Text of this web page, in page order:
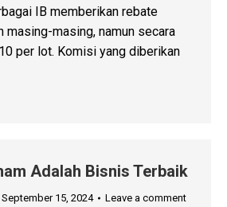
IB memberikan rebate
masing-masing, namun secara
per lot. Komisi yang diberikan
Adalah Bisnis Terbaik
September 15, 2024 Leave a comment